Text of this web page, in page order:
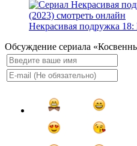
Некрасивая подружка 18:
Обсуждение сериала